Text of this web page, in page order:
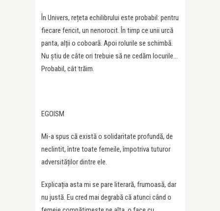
În Univers, rețeta echilibrului este probabil: pentru
fiecare fericit, un nenorocit. În timp ce unii urcă
panta, alții o coboară. Apoi rolurile se schimbă.
Nu știu de câte ori trebuie să ne cedăm locurile…
Probabil, cât trăim.
EGOISM
Mi-a spus că există o solidaritate profundă, de
neclintit, între toate femeile, împotriva tuturor
adversităților dintre ele.
Explicația asta mi se pare literară, frumoasă, dar
nu justă. Eu cred mai degrabă că atunci când o